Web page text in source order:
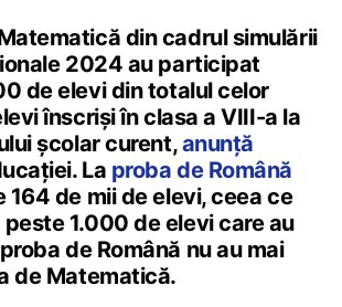
din cadrul simulării
2024 au participat
de elevi din totalul celor
înscriși în clasa a VIII-a la
școlar curent,anunță
La proba de Română
164 de mii de elevi, ceea ce
1.000 de elevi care au
de Română nu au mai
de Matematică.